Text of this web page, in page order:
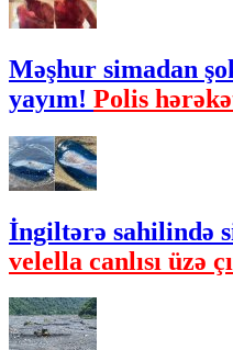
Məşhur simadan
yayım! Polis
İngiltərə sahilində
velella canlısı üzə